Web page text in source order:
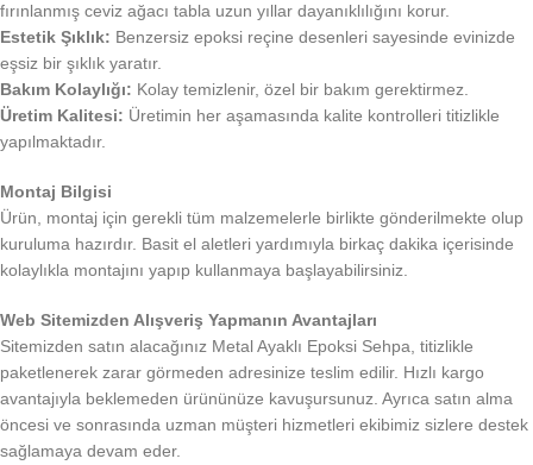
fırınlanmış ceviz ağacı tabla uzun yıllar dayanıklılığını korur.
Estetik Şıklık: Benzersiz epoksi reçine desenleri sayesinde evinizde
eşsiz bir şıklık yaratır.
Bakım Kolaylığı: Kolay temizlenir, özel bir bakım gerektirmez.
Üretim Kalitesi: Üretimin her aşamasında kalite kontrolleri titizlikle
yapılmaktadır.
Montaj Bilgisi
Ürün, montaj için gerekli tüm malzemelerle birlikte gönderilmekte olup
kuruluma hazırdır. Basit el aletleri yardımıyla birkaç dakika içerisinde
kolaylıkla montajını yapıp kullanmaya başlayabilirsiniz.
Web Sitemizden Alışveriş Yapmanın Avantajları
Sitemizden satın alacağınız Metal Ayaklı Epoksi Sehpa, titizlikle
paketlenerek zarar görmeden adresinize teslim edilir. Hızlı kargo
avantajıyla beklemeden ürününüze kavuşursunuz. Ayrıca satın alma
öncesi ve sonrasında uzman müşteri hizmetleri ekibimiz sizlere destek
sağlamaya devam eder.